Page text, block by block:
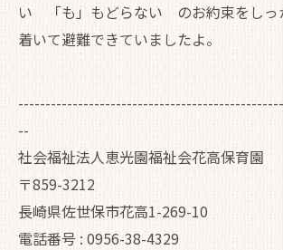
い 「も」もどらない のお約束をしっ
着いて避難できていましたよ。
--
社会福祉法人恵光園福祉会花高保育園
〒859-3212
長崎県佐世保市花高1-269-10
電話番号 : 0956-38-4329